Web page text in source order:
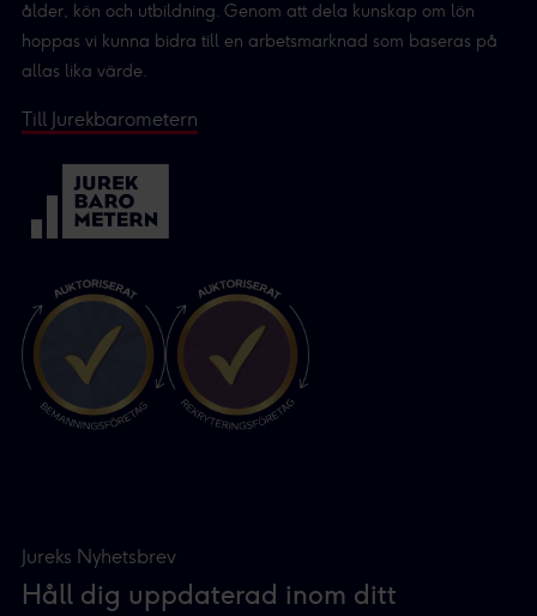
ålder, kön och utbildning. Genom att dela kunskap om lön
hoppas vi kunna bidra till en arbetsmarknad som baseras på
allas lika värde.
Till Jurekbarometern
Jureks Nyhetsbrev
Håll dig uppdaterad inom ditt